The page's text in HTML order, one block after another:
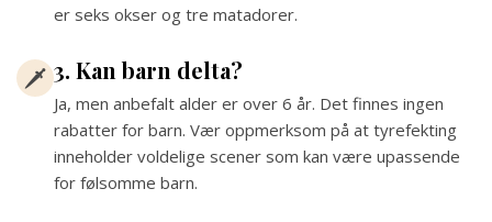
er seks okser og tre matadorer.
🗡 3. Kan barn delta?
Ja, men anbefalt alder er over 6 år. Det finnes ingen
rabatter for barn. Vær oppmerksom på at tyrefekting
inneholder voldelige scener som kan være upassende
for følsomme barn.